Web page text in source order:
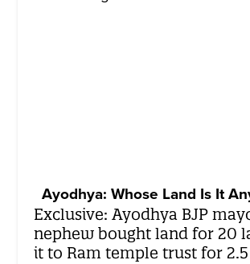
Ayodhya: Whose Land Is It
Exclusive: Ayodhya BJP
nephew bought land for 20
it to Ram temple trust for